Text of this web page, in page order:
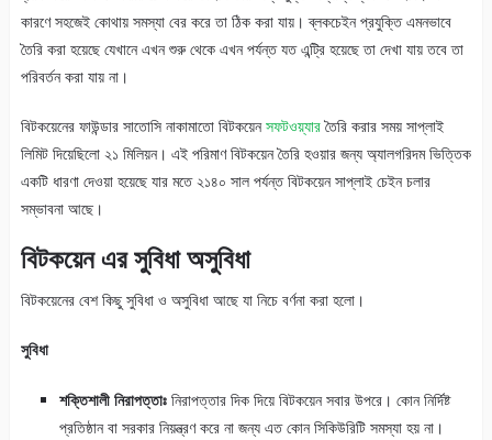
কারণে সহজেই কোথায় সমস্যা বের করে তা ঠিক করা যায়। ব্লকচেইন প্রযুক্তি এমনভাবে
তৈরি করা হয়েছে যেখানে এখন শুরু থেকে এখন পর্যন্ত যত এন্ট্রি হয়েছে তা দেখা যায় তবে তা
পরিবর্তন করা যায় না।
বিটকয়েনের ফাউন্ডার সাতোসি নাকামাতো বিটকয়েনসফটওয়্যারতৈরি করার সময় সাপ্লাই
লিমিট দিয়েছিলো ২১ মিলিয়ন। এই পরিমাণ বিটকয়েন তৈরি হওয়ার জন্য অ্যালগরিদম ভিত্তিক
একটি ধারণা দেওয়া হয়েছে যার মতে ২১৪০ সাল পর্যন্ত বিটকয়েন সাপ্লাই চেইন চলার
সম্ভাবনা আছে।
বিটকয়েন এর সুবিধা অসুবিধা
বিটকয়েনের বেশ কিছু সুবিধা ও অসুবিধা আছে যা নিচে বর্ণনা করা হলো।
সুবিধা
শক্তিশালী নিরাপত্তাঃনিরাপত্তার দিক দিয়ে বিটকয়েন সবার উপরে। কোন নির্দিষ্ট
প্রতিষ্ঠান বা সরকার নিয়ন্ত্রণ করে না জন্য এত কোন সিকিউরিটি সমস্যা হয় না।